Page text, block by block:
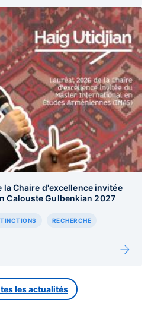
la Chaire d'excellence invitée
Calouste Gulbenkian 2027
RECHERCHE
les actualités